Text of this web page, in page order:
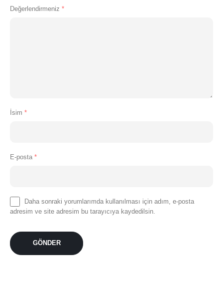
Değerlendirmeniz *
İsim *
E-posta *
Daha sonraki yorumlarımda kullanılması için adım, e-posta
adresim ve site adresim bu tarayıcıya kaydedilsin.